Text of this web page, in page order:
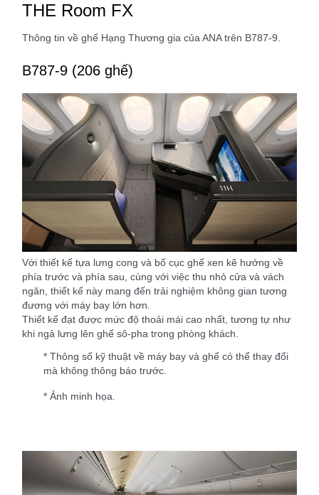
THE Room FX
Thông tin về ghế Hạng Thương gia của ANA trên B787-9.
B787-9 (206 ghế)
Với thiết kế tựa lưng cong và bố cục ghế xen kẽ hướng về
phía trước và phía sau, cùng với việc thu nhỏ cửa và vách
ngăn, thiết kế này mang đến trải nghiệm không gian tương
đương với máy bay lớn hơn.
Thiết kế đạt được mức độ thoải mái cao nhất, tương tự như
khi ngả lưng lên ghế sô-pha trong phòng khách.
* Thông số kỹ thuật về máy bay và ghế có thể thay đổi
mà không thông báo trước.
* Ảnh minh họa.